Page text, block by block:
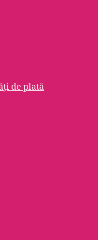
de plată